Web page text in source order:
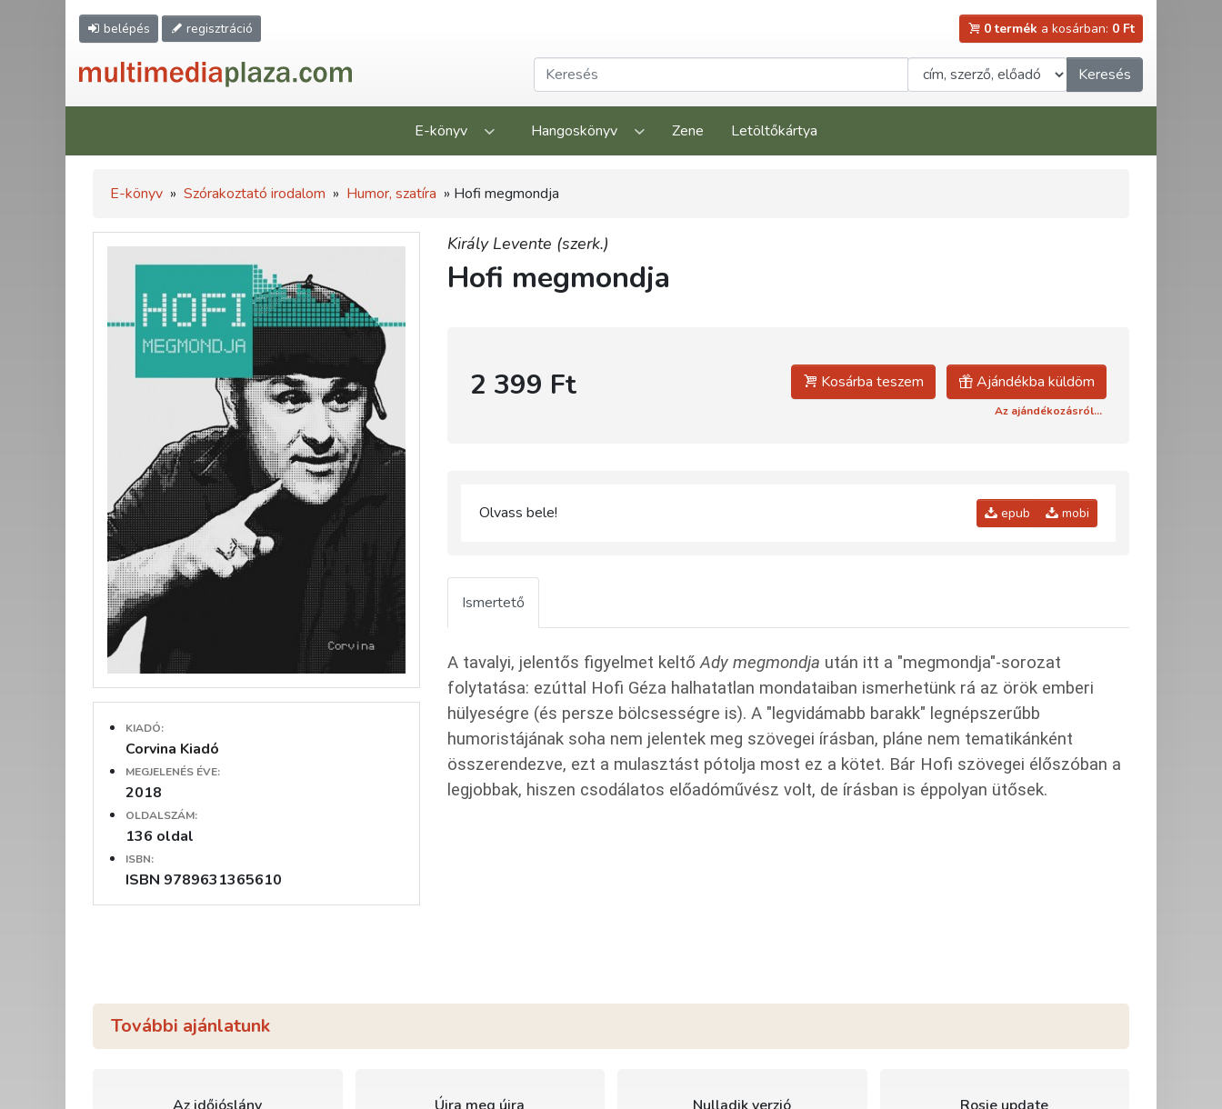
belépés regisztráció 0 termék a kosárban: 0 Ft
Keresés
E-könyv Hangoskönyv Zene Letöltőkártya
E-könyv » Szórakoztató irodalom » Humor, szatíra » Hofi megmondja
KIADÓ:
Corvina Kiadó
MEGJELENÉS ÉVE:
2018
OLDALSZÁM:
136 oldal
ISBN:
ISBN 9789631365610
Király Levente (szerk.)
Hofi megmondja
2 399 Ft Kosárba teszem Ajándékba küldöm
Az ajándékozásról...
Olvass bele! epub mobi
Ismertető
A tavalyi, jelentős figyelmet keltőAdy megmondja után itt a "megmondja"-sorozat
folytatása: ezúttal Hofi Géza halhatatlan mondataiban ismerhetünk rá az örök emberi
hülyeségre (és persze bölcsességre is). A "legvidámabb barakk" legnépszerűbb
humoristájának soha nem jelentek meg szövegei írásban, pláne nem tematikánként
összerendezve, ezt a mulasztást pótolja most ez a kötet. Bár Hofi szövegei élőszóban a
legjobbak, hiszen csodálatos előadóművész volt, de írásban is éppolyan ütősek.
További ajánlatunk